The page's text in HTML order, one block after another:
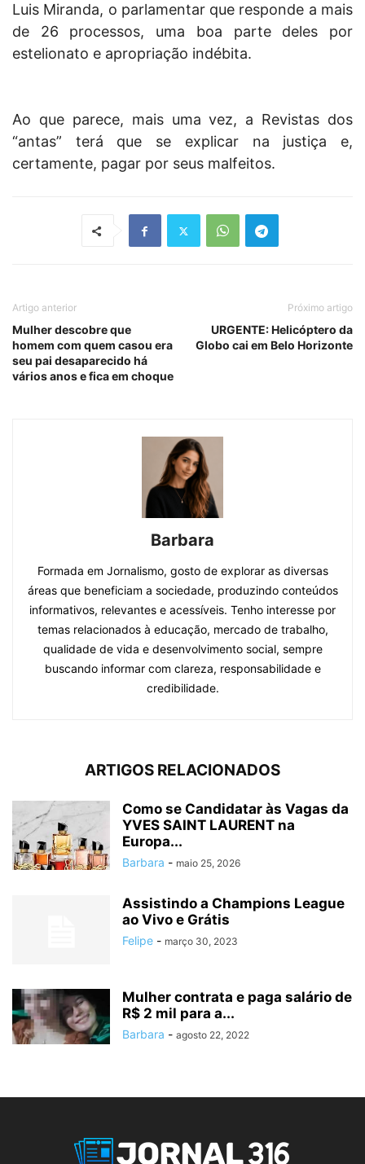
Luis Miranda, o parlamentar que responde a mais
de 26 processos, uma boa parte deles por
estelionato e apropriação indébita.
Ao que parece, mais uma vez, a Revistas dos
“antas” terá que se explicar na justiça e,
certamente, pagar por seus malfeitos.
Artigo anterior
Mulher descobre que
homem com quem casou era
seu pai desaparecido há
vários anos e fica em choque
Próximo artigo
URGENTE: Helicóptero da
Globo cai em Belo Horizonte
Barbara
Formada em Jornalismo, gosto de explorar as diversas
áreas que beneficiam a sociedade, produzindo conteúdos
informativos, relevantes e acessíveis. Tenho interesse por
temas relacionados à educação, mercado de trabalho,
qualidade de vida e desenvolvimento social, sempre
buscando informar com clareza, responsabilidade e
credibilidade.
ARTIGOS RELACIONADOS
Como se Candidatar às Vagas da
YVES SAINT LAURENT na
Europa...
Barbara - maio 25, 2026
Assistindo a Champions League
ao Vivo e Grátis
Felipe - março 30, 2023
Mulher contrata e paga salário de
R$ 2 mil para a...
Barbara - agosto 22, 2022